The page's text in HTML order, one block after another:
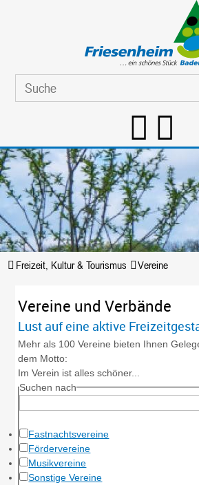
Freizeit, Kultur & Tourismus Vereine
Vereine und Verbände
Lust auf eine aktive
Mehr als 100 Vereine bieten Ihnen
dem Motto:
Im Verein ist alles schöner...
Suchen nach
Fastnachtsvereine
Fördervereine
Musikvereine
Sonstige Vereine